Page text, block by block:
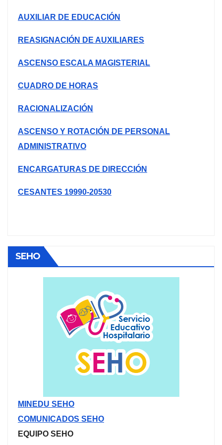
AUXILIAR DE EDUCACIÓN
REASIGNACIÓN DE AUXILIARES
ASCENSO ESCALA MAGISTERIAL
CUADRO DE HORAS
RACIONALIZACIÓN
ASCENSO Y ROTACIÓN DE PERSONAL
ADMINISTRATIVO
ENCARGATURAS DE DIRECCIÓN
CESANTES 19990-20530
SEHO
MINEDU SEHO
COMUNICADOS SEHO
EQUIPO SEHO